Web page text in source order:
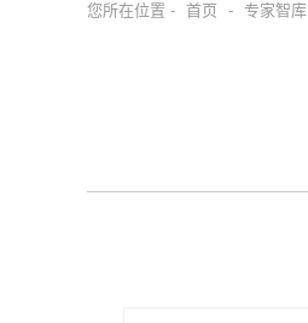
您所在位置 - 首页 - 专家智库